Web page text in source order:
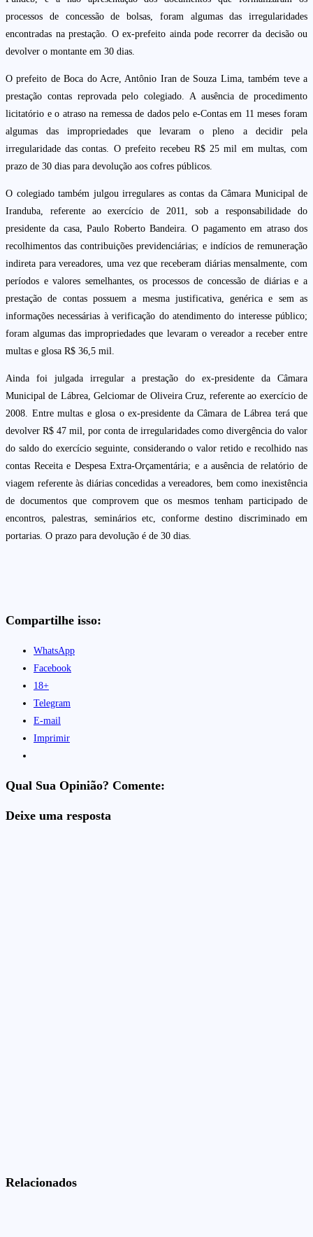
processos de concessão de bolsas, foram algumas das irregularidades
encontradas na prestação. O ex-prefeito ainda pode recorrer da decisão ou
devolver o montante em 30 dias.
O prefeito de Boca do Acre, Antônio Iran de Souza Lima, também teve a
prestação contas reprovada pelo colegiado. A ausência de procedimento
licitatório e o atraso na remessa de dados pelo e-Contas em 11 meses foram
algumas das impropriedades que levaram o pleno a decidir pela
irregularidade das contas. O prefeito recebeu R$ 25 mil em multas, com
prazo de 30 dias para devolução aos cofres públicos.
O colegiado também julgou irregulares as contas da Câmara Municipal de
Iranduba, referente ao exercício de 2011, sob a responsabilidade do
presidente da casa, Paulo Roberto Bandeira. O pagamento em atraso dos
recolhimentos das contribuições previdenciárias; e indícios de remuneração
indireta para vereadores, uma vez que receberam diárias mensalmente, com
períodos e valores semelhantes, os processos de concessão de diárias e a
prestação de contas possuem a mesma justificativa, genérica e sem as
informações necessárias à verificação do atendimento do interesse público;
foram algumas das impropriedades que levaram o vereador a receber entre
multas e glosa R$ 36,5 mil.
Ainda foi julgada irregular a prestação do ex-presidente da Câmara
Municipal de Lábrea, Gelciomar de Oliveira Cruz, referente ao exercício de
2008. Entre multas e glosa o ex-presidente da Câmara de Lábrea terá que
devolver R$ 47 mil, por conta de irregularidades como divergência do valor
do saldo do exercício seguinte, considerando o valor retido e recolhido nas
contas Receita e Despesa Extra-Orçamentária; e a ausência de relatório de
viagem referente às diárias concedidas a vereadores, bem como inexistência
de documentos que comprovem que os mesmos tenham participado de
encontros, palestras, seminários etc, conforme destino discriminado em
portarias. O prazo para devolução é de 30 dias.
Compartilhe isso:
WhatsApp
Facebook
18+
Telegram
E-mail
Imprimir
Qual Sua Opinião? Comente:
Deixe uma resposta
Relacionados